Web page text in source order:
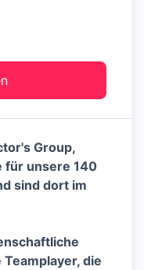
Group,
für unsere 140
sind dort im
die